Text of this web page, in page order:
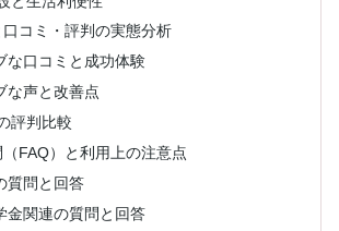
コミ・評判の実態分析
な口コミと成功体験
な声と改善点
評判比較
FAQ）と利用上の注意点
質問と回答
金関連の質問と回答